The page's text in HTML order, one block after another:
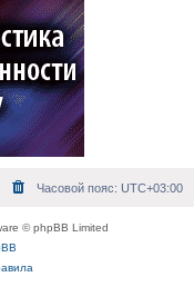
Часовой пояс: UTC+03:00
© phpBB Limited